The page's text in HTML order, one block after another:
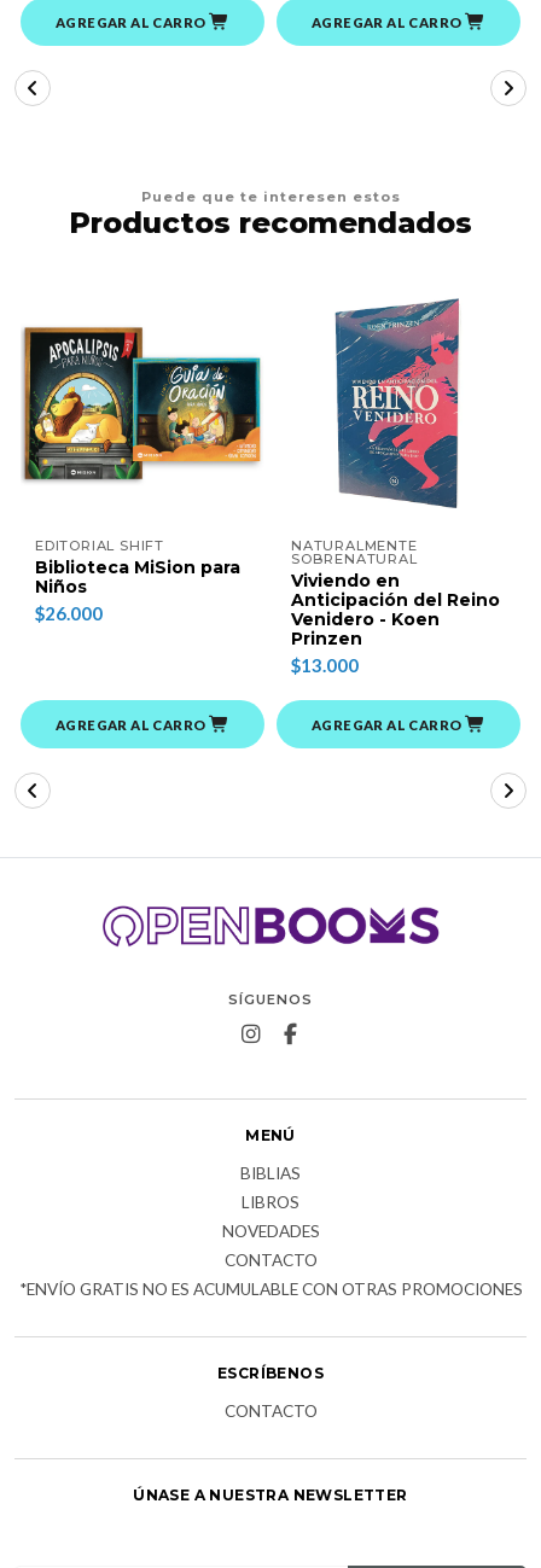
AGREGAR AL CARRO AGREGAR AL CARRO
Puede que te interesen estos
Productos recomendados
EDITORIAL SHIFT
Biblioteca MiSion para
Niños
$26.000
AGREGAR AL CARRO
NATURALMENTE
SOBRENATURAL
Viviendo en
Anticipación del Reino
Venidero - Koen
Prinzen
$13.000
AGREGAR AL CARRO
SÍGUENOS
MENÚ
BIBLIAS
LIBROS
NOVEDADES
CONTACTO
*ENVÍO GRATIS NO ES ACUMULABLE CON OTRAS PROMOCIONES
ESCRÍBENOS
CONTACTO
ÚNASE A NUESTRA NEWSLETTER